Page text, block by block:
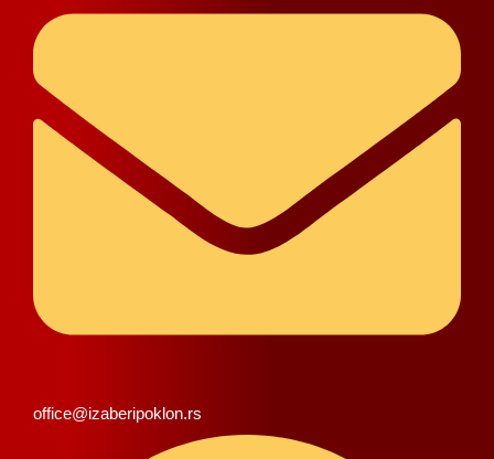
office@izaberipoklon.rs